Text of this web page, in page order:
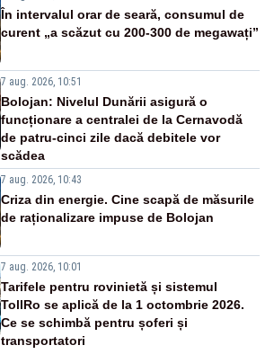
În intervalul orar de seară, consumul de
curent „a scăzut cu 200-300 de megawați”
7 aug. 2026, 10:51
Bolojan: Nivelul Dunării asigură o
funcționare a centralei de la Cernavodă
de patru-cinci zile dacă debitele vor
scădea
7 aug. 2026, 10:43
Criza din energie. Cine scapă de măsurile
de raționalizare impuse de Bolojan
7 aug. 2026, 10:01
Tarifele pentru rovinietă și sistemul
TollRo se aplică de la 1 octombrie 2026.
Ce se schimbă pentru șoferi și
transportatori